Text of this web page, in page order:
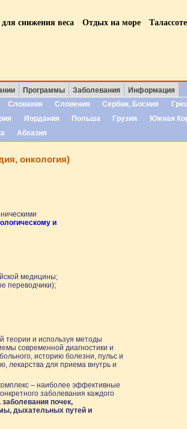
снижения веса Отдых на море
Программы Заболевания
Информация
Словакия
Словения Сербия, Босния
Иордания Польша Грузия Южная
Абхазия
онкология)
и
медицины;
переводчики);
теории и используя методы
современной диагностики и
историю болезни, пульс и
лекарства для приема внутрь и
– наиболее эффективные
заболевания каждого
почек,
дыхательных путей и